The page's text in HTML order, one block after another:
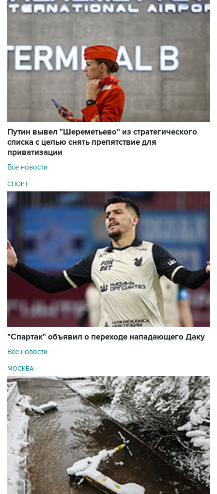
Путин вывел "Шереметьево" из стратегического
списка с целью снять препятствие для
приватизации
Все новости
СПОРТ
"Спартак" объявил о переходе нападающего Даку
Все новости
МОСКВА